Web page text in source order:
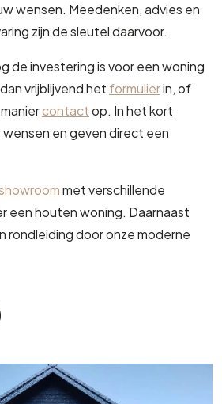
wensen. Meedenken, advies en
zijn de sleutel daarvoor.
de investering is voor een woning
vrijblijvend het formulierin, of
contactop. In het kort
en geven direct een
met verschillende
een houten woning. Daarnaast
rondleiding door onze moderne